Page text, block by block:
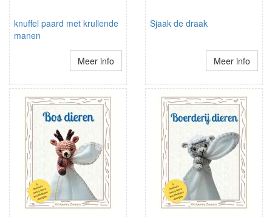
knuffel paard met krullende
manen
Meer info
Sjaak de draak
Meer info